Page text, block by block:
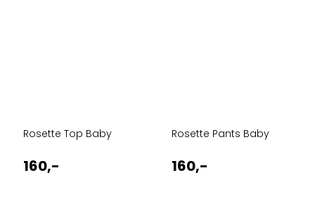
Rosette Top Baby
160,-
Rosette Pants Baby
160,-